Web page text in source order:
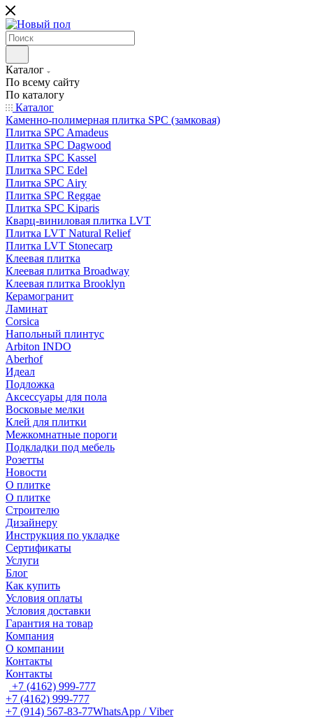
Каталог
По всему сайту
По каталогу
Каталог
Каменно-полимерная плитка SPC (замковая)
Плитка SPC Amadeus
Плитка SPC Dagwood
Плитка SPC Kassel
Плитка SPC Edel
Плитка SPC Airy
Плитка SPC Reggae
Плитка SPC Kiparis
Кварц-виниловая плитка LVT
Плитка LVT Natural Relief
Плитка LVT Stonecarp
Клеевая плитка
Клеевая плитка Broadway
Клеевая плитка Brooklyn
Керамогранит
Ламинат
Corsica
Напольный плинтус
Arbiton INDO
Aberhof
Идеал
Подложка
Аксессуары для пола
Восковые мелки
Клей для плитки
Межкомнатные пороги
Подкладки под мебель
Розетты
Новости
О плитке
О плитке
Строителю
Дизайнеру
Инструкция по укладке
Сертификаты
Услуги
Блог
Как купить
Условия оплаты
Условия доставки
Гарантия на товар
Компания
О компании
Контакты
Контакты
+7 (4162) 999-777
+7 (4162) 999-777
+7 (914) 567-83-77WhatsApp / Viber